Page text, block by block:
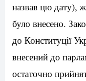
назвав цю дату),
було внесено.
до Конституції
внесений до
остаточно